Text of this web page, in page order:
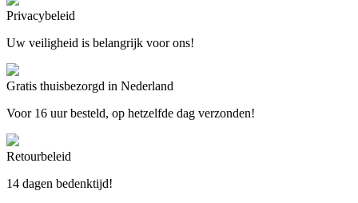
Privacybeleid
Uw veiligheid is belangrijk voor ons!
Gratis thuisbezorgd in Nederland
Voor 16 uur besteld, op hetzelfde dag verzonden!
Retourbeleid
14 dagen bedenktijd!